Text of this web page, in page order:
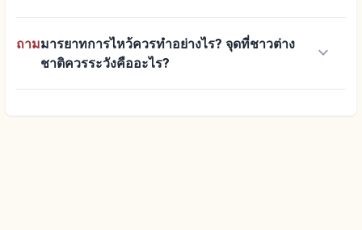
ถามมารยาทการไหว้ควรทำอย่างไร? จุดที่ชาวต่าง
ชาติควรระวังคืออะไร?
keyboard_arrow_down